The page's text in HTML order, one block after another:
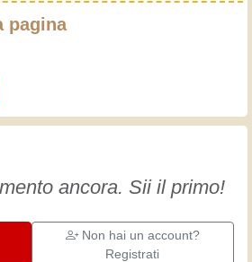
sacco di esperienze.
insegna! Tiene attivi e
professionisti mettono nel loro
Impariamo insieme, ogni giorno
per migliorare. Buon
pagina
ancora. Sii il primo!
Non hai un account?
Registrati